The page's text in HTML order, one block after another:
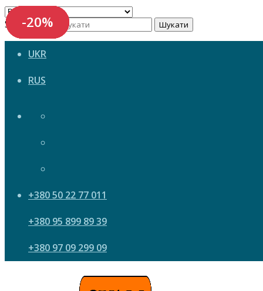
Search now Шукати
UKR
RUS
+380 50 22 77 011
+380 95 899 89 39
+380 97 09 299 09
-20%
-20%
-20%
-20%
-20%
-20%